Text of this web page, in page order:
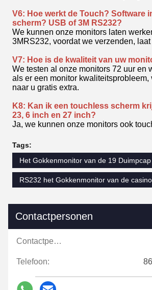
V6: Hoe werkt de Touch? Software
scherm? USB of 3M RS232?
We kunnen onze monitors laten
3MRS232, voordat we verzenden,
V7: Hoe is de kwaliteit van uw
We testen al onze monitors 72 uur en
als er een monitor kwaliteitsprobleem,
naar u gratis extra.
K8: Kan ik een touchless scherm
23, 6 inch en 27 inch?
Ja, we kunnen onze monitors ook
Tags:
Het Gokkenmonitor van de 19
RS232 het Gokkenmonitor van de
Contactpersonen
Contactpersonen:
Telefoon: